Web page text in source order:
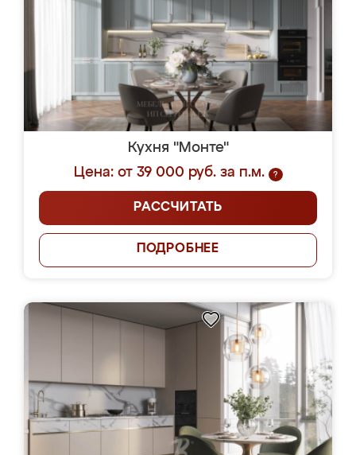
Кухня "Монте"
Цена: от 39 000 руб. за п.м.
?
РАССЧИТАТЬ
ПОДРОБНЕЕ